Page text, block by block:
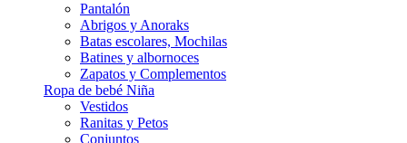
Pantalón
Abrigos y Anoraks
Batas escolares, Mochilas
Batines y albornoces
Zapatos y Complementos
Ropa de bebé Niña
Vestidos
Ranitas y Petos
Conjuntos